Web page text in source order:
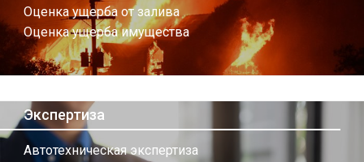
Оценка ущерба от залива
Оценка ущерба имущества
Экспертиза
Автотехническая экспертиза